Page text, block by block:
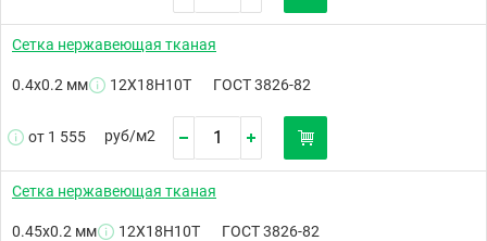
Сетка нержавеющая тканая
0.4х0.2 мм 12Х18Н10Т ГОСТ 3826-82
от 1 555 руб/м2
Сетка нержавеющая тканая
0.45х0.2 мм 12Х18Н10Т ГОСТ 3826-82